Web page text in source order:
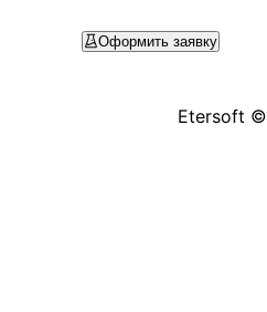
Оформить заявку
Etersoft ©